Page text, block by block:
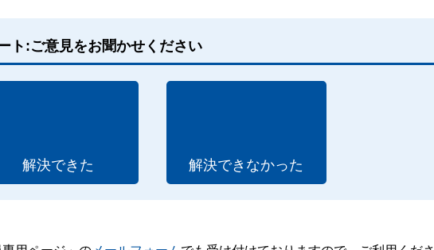
ト:ご意見をお聞かせください
解決できた 解決できなかった